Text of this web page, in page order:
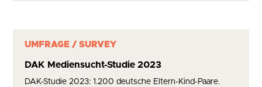
UMFRAGE / SURVEY
DAK Mediensucht-Studie 2023
DAK-Studie 2023: 1.200 deutsche Eltern-Kind-Paare.